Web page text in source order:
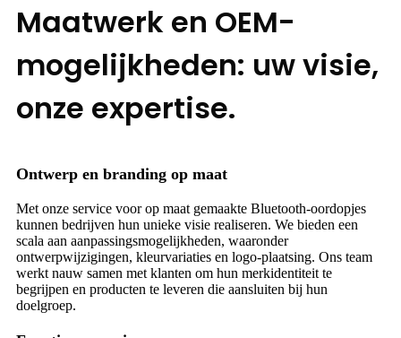
Maatwerk en OEM-
mogelijkheden: uw visie,
onze expertise.
Ontwerp en branding op maat
Met onze service voor op maat gemaakte Bluetooth-oordopjes
kunnen bedrijven hun unieke visie realiseren. We bieden een
scala aan aanpassingsmogelijkheden, waaronder
ontwerpwijzigingen, kleurvariaties en logo-plaatsing. Ons team
werkt nauw samen met klanten om hun merkidentiteit te
begrijpen en producten te leveren die aansluiten bij hun
doelgroep.